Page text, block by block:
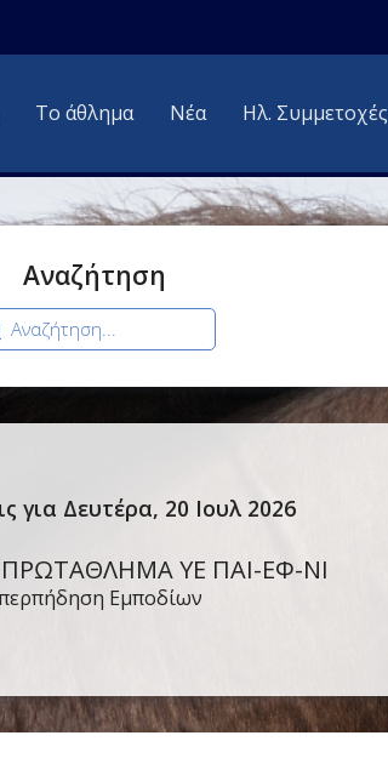
Το άθλημα Νέα Ηλ. Συμμετοχές
Αναζήτηση
για Δευτέρα, 20 Ιουλ 2026
ΥΕ ΠΑΙ-ΕΦ-ΝΙ
Εμποδίων